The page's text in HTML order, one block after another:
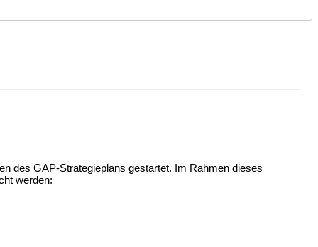
des GAP-Strategieplans gestartet. Im Rahmen dieses
werden: